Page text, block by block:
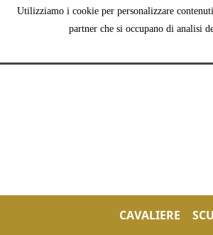
Utilizziamo i cookie per personalizzare
partner che si occupano di analisi
CAVALIERE